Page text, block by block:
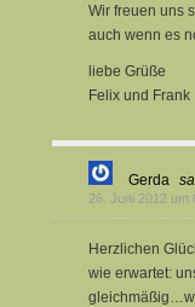
Wir freuen uns
auch wenn es
liebe Grüße
Felix und Frank
Gerda
26. Juni 2012 um
Herzlichen
wie erwartet: